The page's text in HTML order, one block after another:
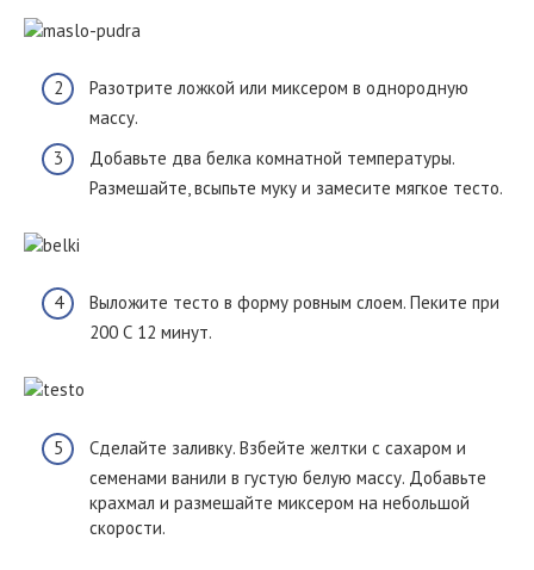
Разотрите ложкой или миксером в однородную
массу.
Добавьте два белка комнатной температуры.
Размешайте, всыпьте муку и замесите мягкое тесто.
Выложите тесто в форму ровным слоем. Пеките при
200 С 12 минут.
Сделайте заливку. Взбейте желтки с сахаром и
семенами ванили в густую белую массу. Добавьте
крахмал и размешайте миксером на небольшой
скорости.